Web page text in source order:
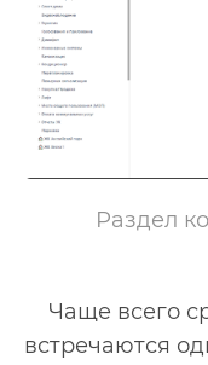
Раздел
Чаще всего
встречаются